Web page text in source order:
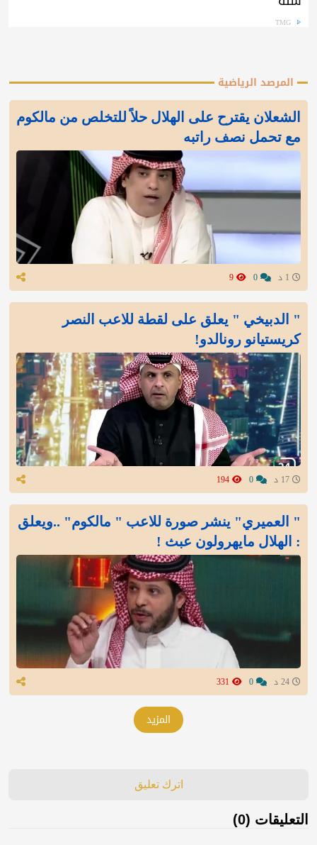
TMG
المرصد الرياضية
الشعلان يقترح على الهلال حلاً للتخلص من مالكوم
مع تحمل نصف راتبه
" الدبيخي " يعلق على لقطة للاعب النصر
كريستيانو رونالدو!
" العميري" ينشر صورة للاعب " مالكوم" ..ويعلق
: الهلال مايهرولون عبث !
المزيد
اترك تعليق
التعليقات (0)